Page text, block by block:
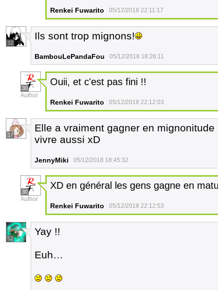
Renkei Fuwarito 05/12/2018 22:11:17
32
Ils sont trop mignons!
BambouLePandaFou 05/12/2018 18:26:11
30
Author
Ouii, et c'est pas fini !!
Renkei Fuwarito 05/12/2018 22:12:03
37
Elle a vraiment gagner en
vivre aussi xD
JennyMiki 05/12/2018 18:45:32
30
Author
XD en général les gens gagne en
Renkei Fuwarito 05/12/2018 22:12:53
52
Yay !!
Euh…